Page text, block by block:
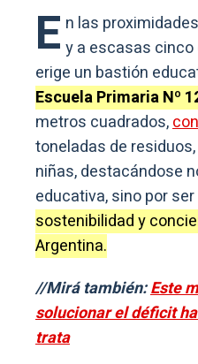
E n las
y a escasas cinco
erige un bastión
Escuela Primaria Nº
metros cuadrados,
toneladas de
niñas, destacándose
educativa, sino por ser
sostenibilidad y
Argentina.
//Mirá también:Este
solucionar el déficit
trata